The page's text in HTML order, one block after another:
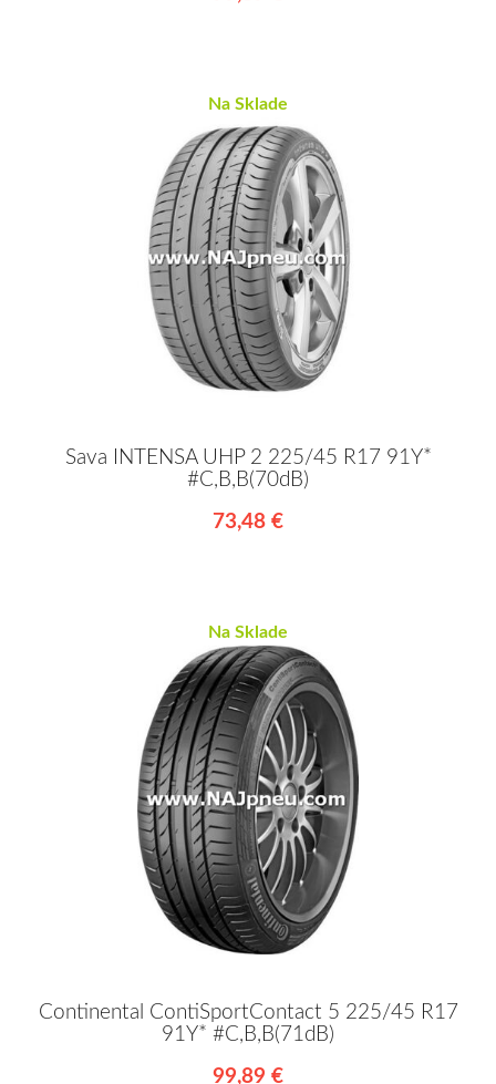
Na Sklade
Sava INTENSA UHP 2 225/45 R17 91Y*
#C,B,B(70dB)
73,48 €
Na Sklade
Continental ContiSportContact 5 225/45 R17
91Y* #C,B,B(71dB)
99,89 €